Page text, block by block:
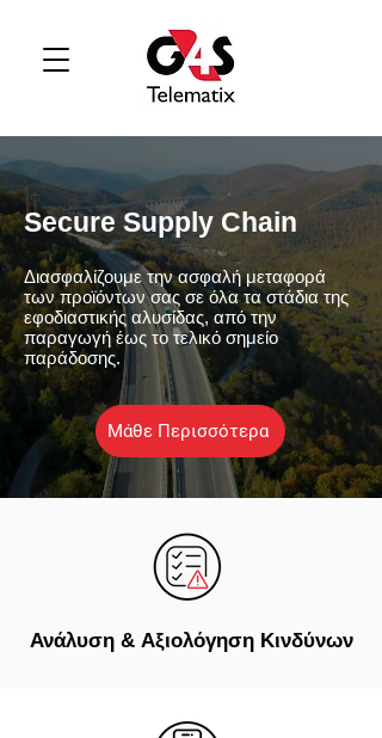
Secure Supply Chain
Διασφαλίζουμε την ασφαλή μεταφορά
των προϊόντων σας σε όλα τα στάδια της
εφοδιαστικής αλυσίδας, από την
παραγωγή έως το τελικό σημείο
παράδοσης.
Μάθε Περισσότερα
Ανάλυση & ΑξιολόγησηΚινδύνων